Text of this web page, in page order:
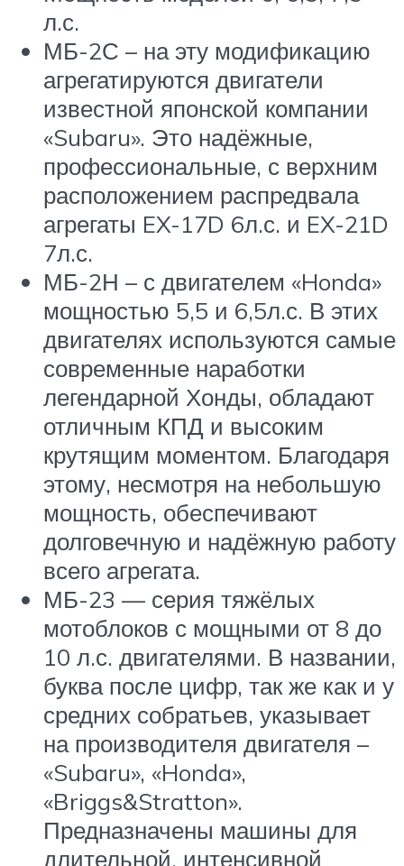
л.с.
МБ-2С – на эту модификацию
агрегатируются двигатели
известной японской компании
«Subaru». Это надёжные,
профессиональные, с верхним
расположением распредвала
агрегаты EX-17D 6л.с. и EX-21D
7л.с.
МБ-2Н – с двигателем «Honda»
мощностью 5,5 и 6,5л.с. В этих
двигателях используются самые
современные наработки
легендарной Хонды, обладают
отличным КПД и высоким
крутящим моментом. Благодаря
этому, несмотря на небольшую
мощность, обеспечивают
долговечную и надёжную работу
всего агрегата.
МБ-23 — серия тяжёлых
мотоблоков с мощными от 8 до
10 л.с. двигателями. В названии,
буква после цифр, так же как и у
средних собратьев, указывает
на производителя двигателя –
«Subaru», «Honda»,
«Briggs&Stratton».
Предназначены машины для
длительной, интенсивной